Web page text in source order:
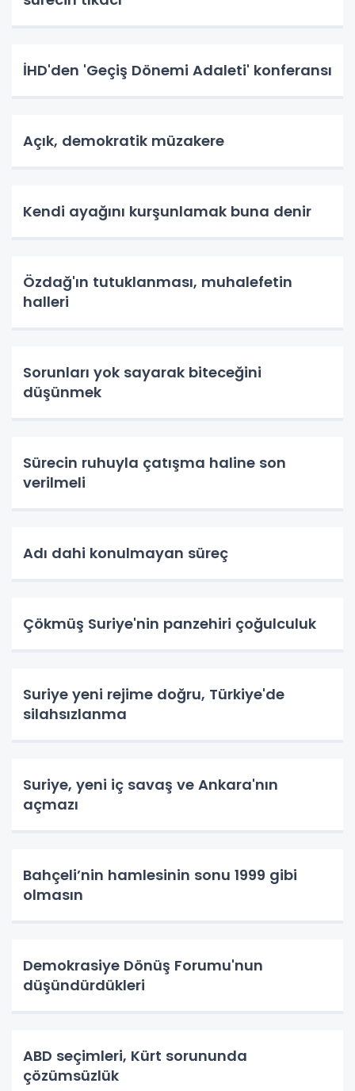
İHD'den 'Geçiş Dönemi Adaleti' konferansı
Açık, demokratik müzakere
Kendi ayağını kurşunlamak buna denir
Özdağ'ın tutuklanması, muhalefetin
halleri
Sorunları yok sayarak biteceğini
düşünmek
Sürecin ruhuyla çatışma haline son
verilmeli
Adı dahi konulmayan süreç
Çökmüş Suriye'nin panzehiri çoğulculuk
Suriye yeni rejime doğru, Türkiye'de
silahsızlanma
Suriye, yeni iç savaş ve Ankara'nın
açmazı
Bahçeli’nin hamlesinin sonu 1999 gibi
olmasın
Demokrasiye Dönüş Forumu'nun
düşündürdükleri
ABD seçimleri, Kürt sorununda
çözümsüzlük